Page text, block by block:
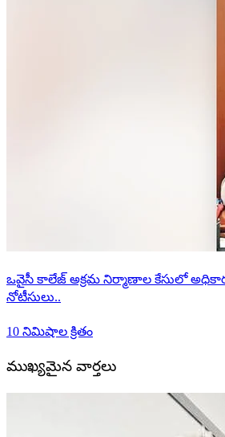
ఒవైసీ కాలేజ్ అక్రమ నిర్మాణాల కేసులో
నోటీసులు..
10 నిమిషాల క్రితం
ముఖ్యమైన వార్తలు